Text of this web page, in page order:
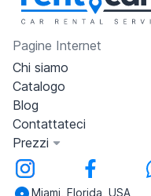
Pagine Internet
Chi siamo
Catalogo
Blog
Contattateci
Prezzi
Miami, Florida, USA